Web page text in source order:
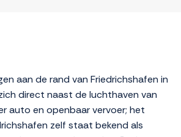
aan de rand van Friedrichshafen in
direct naast de luchthaven van
auto en openbaar vervoer; het
zelf staat bekend als